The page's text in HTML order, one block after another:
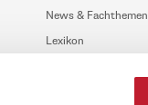
News & Fachthemen
Lexikon